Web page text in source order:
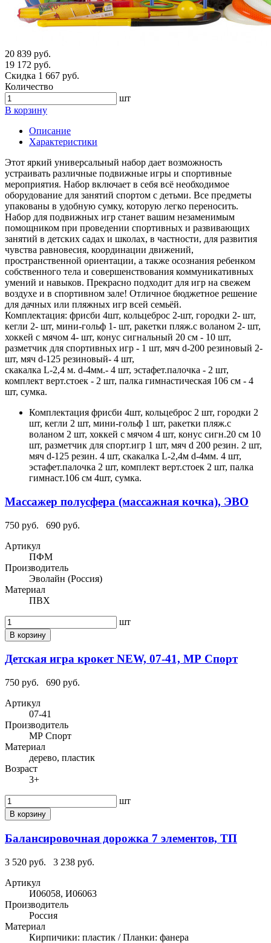
20 839 руб.
19 172 руб.
Скидка 1 667 руб.
Количество
шт
В корзину
Описание
Характеристики
Этот яркий универсальный набор дает возможность
устраивать различные подвижные игры и спортивные
мероприятия. Набор включает в себя всё необходимое
оборудование для занятий спортом с детьми. Все предметы
упакованы в удобную сумку, которую легко переносить.
Набор для подвижных игр станет вашим незаменимым
помощником при проведении спортивных и развивающих
занятий в детских садах и школах, в частности, для развития
чувства равновесия, координации движений,
пространственной ориентации, а также осознания ребенком
собственного тела и совершенствования коммуникативных
умений и навыков. Прекрасно подходит для игр на свежем
воздухе и в спортивном зале! Отличное бюджетное решение
для дачных или пляжных игр всей семьёй.
Комплектация: фрисби 4шт, кольцеброс 2-шт, городки 2- шт,
кегли 2- шт, мини-гольф 1- шт, ракетки пляж.с воланом 2- шт,
хоккей с мячом 4- шт, конус сигнальный 20 см - 10 шт,
разметчик для спортивных игр - 1 шт, мяч d-200 резиновый 2-
шт, мяч d-125 резиновый- 4 шт,
скакалка L-2,4 м. d-4мм.- 4 шт, эстафет.палочка - 2 шт,
комплект верт.стоек - 2 шт, палка гимнастическая 106 см - 4
шт, сумка.
Комплектация фрисби 4шт, кольцеброс 2 шт, городки 2
шт, кегли 2 шт, мини-гольф 1 шт, ракетки пляж.с
воланом 2 шт, хоккей с мячом 4 шт, конус сигн.20 см 10
шт, разметчик для спорт.игр 1 шт, мяч d 200 резин. 2 шт,
мяч d-125 резин. 4 шт, скакалка L-2,4м d-4мм. 4 шт,
эстафет.палочка 2 шт, комплект верт.стоек 2 шт, палка
гимнаст.106 см 4шт, сумка.
Массажер полусфера (массажная кочка), ЭВО
750 руб.
690 руб.
Артикул
ПФМ
Производитель
Эволайн (Россия)
Материал
ПВХ
шт
В корзину
Детская игра крокет NEW, 07-41, МР Спорт
750 руб.
690 руб.
Артикул
07-41
Производитель
МР Спорт
Материал
дерево, пластик
Возраст
3+
шт
В корзину
Балансировочная дорожка 7 элементов, ТП
3 520 руб.
3 238 руб.
Артикул
И06058, И06063
Производитель
Россия
Материал
Кирпичики: пластик / Планки: фанера